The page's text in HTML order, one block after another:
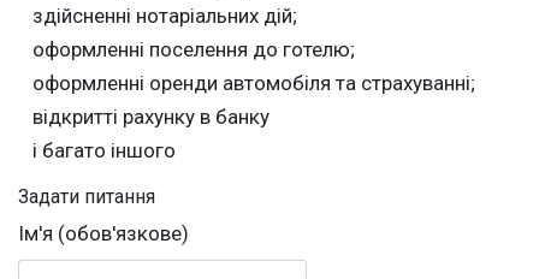
здійсненні нотаріальних дій;
оформленні поселення до готелю;
оформленні оренди автомобіля та страхуванні;
відкритті рахунку в банку
і багато іншого
Задати питання
Ім'я (обов'язкове)